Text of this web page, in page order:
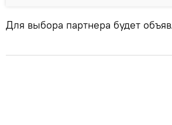
Для выбора партнера будет